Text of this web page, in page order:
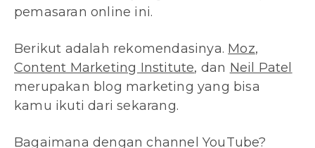
pemasaran online ini.
Berikut adalah rekomendasinya. Moz,
Content Marketing Institute, dan Neil Patel
merupakan blog marketing yang bisa
kamu ikuti dari sekarang.
Bagaimana dengan channel YouTube?